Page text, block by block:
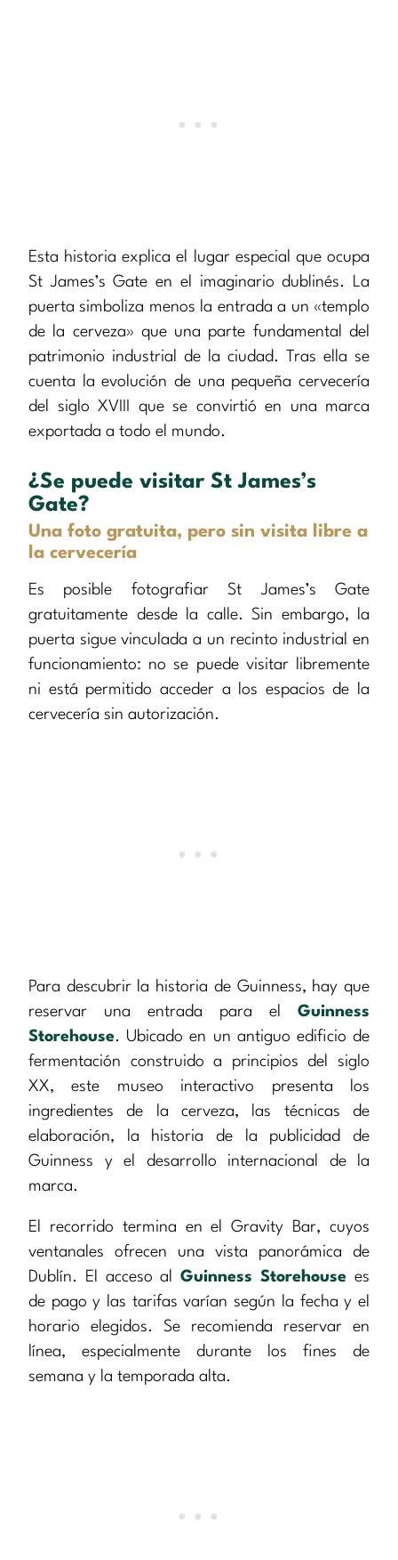
Esta historia explica el lugar especial que ocupa
St James’s Gate en el imaginario dublinés. La
puerta simboliza menos la entrada a un «templo
de la cerveza» que una parte fundamental del
patrimonio industrial de la ciudad. Tras ella se
cuenta la evolución de una pequeña cervecería
del siglo XVIII que se convirtió en una marca
exportada a todo el mundo.
¿Se puede visitar St James’s
Gate?
Una foto gratuita, pero sin visita libre a
la cervecería
Es posible fotografiar St James’s Gate
gratuitamente desde la calle. Sin embargo, la
puerta sigue vinculada a un recinto industrial en
funcionamiento: no se puede visitar libremente
ni está permitido acceder a los espacios de la
cervecería sin autorización.
Para descubrir la historia de Guinness, hay que
reservar una entrada para el Guinness
Storehouse. Ubicado en un antiguo edificio de
fermentación construido a principios del siglo
XX, este museo interactivo presenta los
ingredientes de la cerveza, las técnicas de
elaboración, la historia de la publicidad de
Guinness y el desarrollo internacional de la
marca.
El recorrido termina en el Gravity Bar, cuyos
ventanales ofrecen una vista panorámica de
Dublín. El acceso alGuinness Storehouse es
de pago y las tarifas varían según la fecha y el
horario elegidos. Se recomienda reservar en
línea, especialmente durante los fines de
semana y la temporada alta.